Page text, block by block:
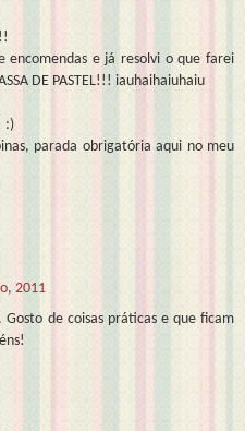
encomendas e já resolvi o que farei
DE PASTEL!!! iauhaihaiuhaiu
:)
parada obrigatória aqui no meu
2011
de coisas práticas e que ficam